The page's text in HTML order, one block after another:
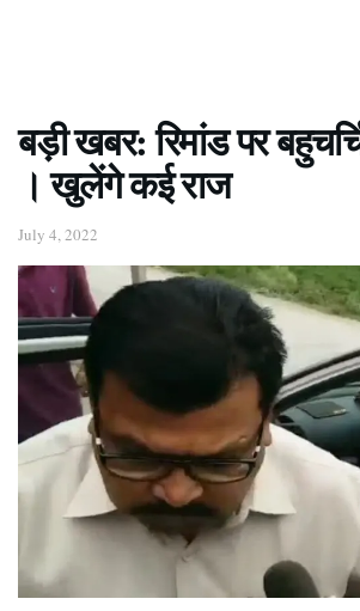
बड़ी खबर: रिमांड पर
। खुलेंगे कई राज
July 4, 2022